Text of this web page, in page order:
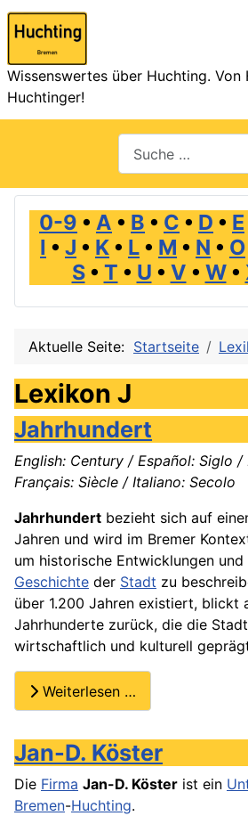
Wissenswertes über Huchting. Von
Huchtinger!
0-9 • A • B • C • D • E
I • J • K • L • M • N • O
S• T • U • V • W•
Aktuelle Seite: Startseite
Lexikon J
Jahrhundert
English: Century / Español: Siglo
Français: Siècle / Italiano: Secolo
Jahrhundert bezieht sich auf
Jahren und wird im Bremer
um historische Entwicklungen
Geschichte der Stadt zu
über 1.200 Jahren existiert, blickt
Jahrhunderte zurück, die die
wirtschaftlich und kulturell
Weiterlesen …
Jan-D. Köster
Die Firma Jan-D. Köster ist ein
Bremen-Huchting.